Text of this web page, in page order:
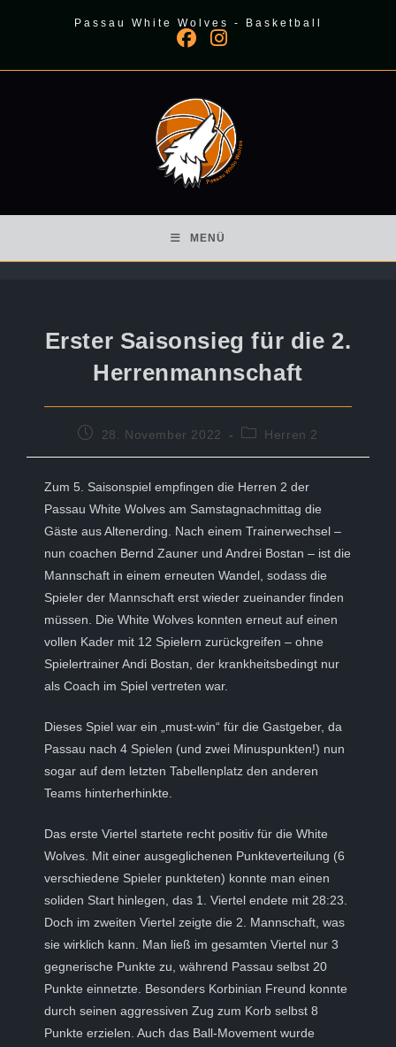
Passau White Wolves - Basketball
MENÜ
Erster Saisonsieg für die 2.
Herrenmannschaft
Beitrag28. November 2022
Beitrags-
Herren 2
Zum 5. Saisonspiel empfingen die Herren 2 der
Passau White Wolves am Samstagnachmittag die
Gäste aus Altenerding. Nach einem Trainerwechsel –
nun coachen Bernd Zauner und Andrei Bostan – ist die
Mannschaft in einem erneuten Wandel, sodass die
Spieler der Mannschaft erst wieder zueinander finden
müssen. Die White Wolves konnten erneut auf einen
vollen Kader mit 12 Spielern zurückgreifen – ohne
Spielertrainer Andi Bostan, der krankheitsbedingt nur
als Coach im Spiel vertreten war.
Dieses Spiel war ein „must-win“ für die Gastgeber, da
Passau nach 4 Spielen (und zwei Minuspunkten!) nun
sogar auf dem letzten Tabellenplatz den anderen
Teams hinterherhinkte.
Das erste Viertel startete recht positiv für die White
Wolves. Mit einer ausgeglichenen Punkteverteilung (6
verschiedene Spieler punkteten) konnte man einen
soliden Start hinlegen, das 1. Viertel endete mit 28:23.
Doch im zweiten Viertel zeigte die 2. Mannschaft, was
sie wirklich kann. Man ließ im gesamten Viertel nur 3
gegnerische Punkte zu, während Passau selbst 20
Punkte einnetzte. Besonders Korbinian Freund konnte
durch seinen aggressiven Zug zum Korb selbst 8
Punkte erzielen. Auch das Ball-Movement wurde